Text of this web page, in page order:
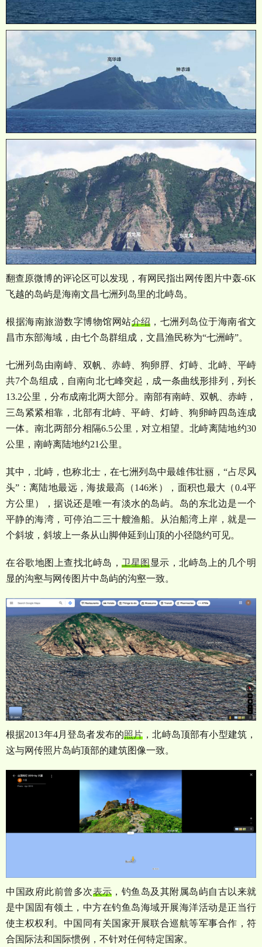
翻查原微博的评论区可以发现，有网民指出网传图片中轰-6K
飞越的岛屿是海南文昌七洲列岛里的北峙岛。
根据海南旅游数字博物馆网站介绍，七洲列岛位于海南省文
昌市东部海域，由七个岛群组成，文昌渔民称为“七洲峙”。
七洲列岛由南峙、双帆、赤峙、狗卵脬、灯峙、北峙、平峙
共7个岛组成，自南向北七峰突起，成一条曲线形排列，列长
13.2公里，分布成南北两大部分。南部有南峙、双帆、赤峙，
三岛紧紧相靠，北部有北峙、平峙、灯峙、狗卵峙四岛连成
一体。南北两部分相隔6.5公里，对立相望。北峙离陆地约30
公里，南峙离陆地约21公里。
其中，北峙，也称北士，在七洲列岛中最雄伟壮丽，“占尽风
头” ：离陆地最远，海拔最高（146米），面积也最大（0.4平
方公里），据说还是唯一有淡水的岛屿。岛的东北边是一个
平静的海湾，可停泊二三十艘渔船。从泊船湾上岸，就是一
个斜坡，斜坡上一条从山脚伸延到山顶的小径隐约可见。
在谷歌地图上查找北峙岛，卫星图显示，北峙岛上的几个明
显的沟壑与网传图片中岛屿的沟壑一致。
根据2013年4月登岛者发布的照片 ，北峙岛顶部有小型建筑，
这与网传照片岛屿顶部的建筑图像一致。
中国政府此前曾多次表示，钓鱼岛及其附属岛屿自古以来就
是中国固有领土，中方在钓鱼岛海域开展海洋活动是正当行
使主权权利。中国同有关国家开展联合巡航等军事合作，符
合国际法和国际惯例，不针对任何特定国家。